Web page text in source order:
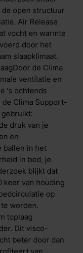
beter door dan
van
De open
makkelijker kan
Daardoor
zenuwen
per
op
de
TechTM-
technologie is
aan
vermindert,
technologie
voor een directe
Bij het
en lig je in
alsnog warm in
in werking. Vocht
en
de open structuur
Air Release
vocht en warmte
door het
slaapklimaat.
de Clima
ventilatie en
's ochtends
Clima Support-
gebruikt:
druk van je
en
ballen in het
in bed, je
blijkt dat
keer van houding
op
worden.
toplaag
Dit visco-
beter door dan